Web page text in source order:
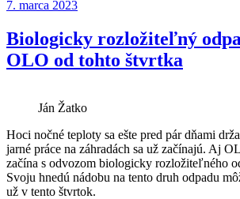
k
Publikované
7. marca 2023
Biologicky rozložiteľný
OLO od tohto štvrtka
Ján Žatko
Hoci nočné teploty sa ešte pred pár dňami
jarné práce na záhradách sa už začínajú. Aj
začína s odvozom biologicky rozložiteľného
Svoju hnedú nádobu na tento druh odpadu
už v tento štvrtok.